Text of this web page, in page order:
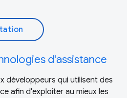
d'assistance
développeurs qui utilisent des
afin d'exploiter au mieux les